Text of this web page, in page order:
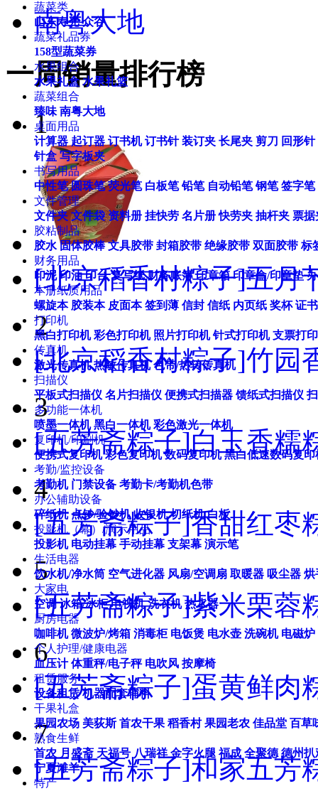
蔬菜类
山东寿光 众谷
蔬菜礼品券
158型蔬菜券
水果组合
水果礼盒 水果礼篮
蔬菜组合
臻味 南粤大地
桌面用品
计算器 起订器 订书机 订书针 装订夹 长尾夹 剪刀 回形针
针盒 写字板夹
书写用品
中性笔 圆珠笔 荧光笔 白板笔 铅笔 自动铅笔 钢笔 签字笔
文件管理
文件夹 文件袋 资料册 挂快劳 名片册 快劳夹 抽杆夹 票据
胶粘制品
胶水 固体胶棒 文具胶带 封箱胶带 绝缘胶带 双面胶带 标
财务用品
印泥 印油 印台 复写纸 财务账簿 印章箱 印章盒/印章垫
本册纸质用品
螺旋本 胶装本 皮面本 签到薄 信封 信纸 内页纸 奖杯 证书
打印机
黑白打印机 彩色打印机 照片打印机 针式打印机 支票打
传真机
激光传真机 热敏传真机 色带/热转传真机
扫描仪
平板式扫描仪 名片扫描仪 便携式扫描器 馈纸式扫描仪
多功能一体机
喷墨一体机 黑白一体机 彩色激光一体机
复印机/印刷机
便携式复印机 彩色复印机 数码复印机 黑白低速数码复印
考勤/监控设备
考勤机 门禁设备 考勤卡/考勤机色带
办公辅助设备
碎纸机 点钞/验钞机 收银机 切纸机 白板
投影机（幕）/演示用品
投影机 电动挂幕 手动挂幕 支架幕 演示笔
生活电器
饮水机/净水筒 空气进化器 风扇/空调扇 取暖器 吸尘器 烘
大家电
空调 冰箱/冰柜 电视机 洗衣机 热水器
厨房电器
咖啡机 微波炉/烤箱 消毒柜 电饭煲 电水壶 洗碗机 电磁炉
个人护理/健康电器
血压计 体重秤/电子秤 电吹风 按摩椅
租赁服务
设备租赁 机器配套辅料
干果礼盒
果园农场 美荻斯 首农干果 稻香村 果园老农 佳品堂 百草
熟食生鲜
首农 月盛斋 天福号 八瑞祥 金字火腿 福成 全聚德 德州扒
宁夏滩羊
特产
南粤大地
一周销量排行榜
1
[北京稻香村粽子]五月
2
[北京稻香村粽子]竹园
3
[五芳斋粽子]白玉香糯
4
[五芳斋粽子]香甜红枣
5
[五芳斋粽子]紫米栗蓉
6
[五芳斋粽子]蛋黄鲜肉
7
[五芳斋粽子]和家五芳